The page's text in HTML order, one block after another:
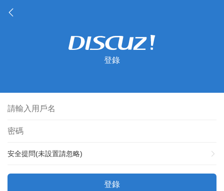
登錄
安全提問(未設置請忽略)
登錄